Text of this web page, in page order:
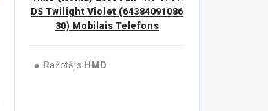
DS Twilight Violet (64384091086
30) Mobilais Telefons
Ražotājs: HMD